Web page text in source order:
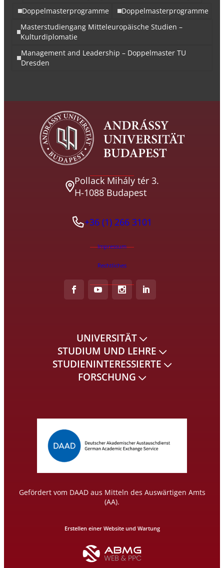
Doppelmasterprogramme
Doppelmasterprogramme
Masterstudiengang Mitteleuropäische Studien –
Kulturdiplomatie
Management and Leadership – Doppelmaster TU
Dresden
Pollack Mihály tér 3.
H-1088 Budapest
+36 (1) 266 3101
Impressum
Rechtliches
UNIVERSITÄT
STUDIUM UND LEHRE
STUDIENINTERESSIERTE
FORSCHUNG
Gefördert vom DAAD aus Mitteln des Auswärtigen Amts
(AA).
Erstellen einer Website und Wartung